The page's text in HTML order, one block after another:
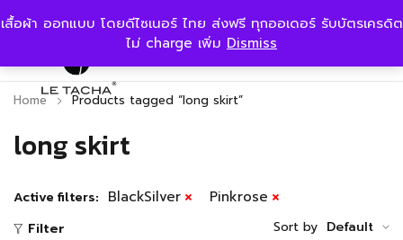
เสื้อผ้า ออกแบบ โดยดีไซเนอร์ ไทย ส่งฟรี ทุกออเดอร์ รับบัตรเครดิต
ไม่ charge เพิ่ม Dismiss
long skirt
Home Products tagged “long skirt”
Active filters: BlackSilver Pinkrose
Filter Sort by Default